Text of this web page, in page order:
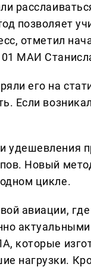
позволяет
отметил
МАИ
его на
Если
удешевления
Новый
цикле.
авиации,
которые
нагрузки.